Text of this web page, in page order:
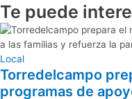
Te puede
Local
Torredelcampo
programas de